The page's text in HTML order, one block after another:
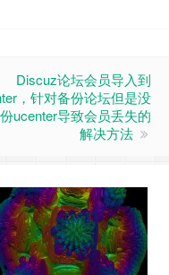
Discuz论坛会员导入到
，针对备份论坛但是没
ucenter导致会员丢失的
解决方法